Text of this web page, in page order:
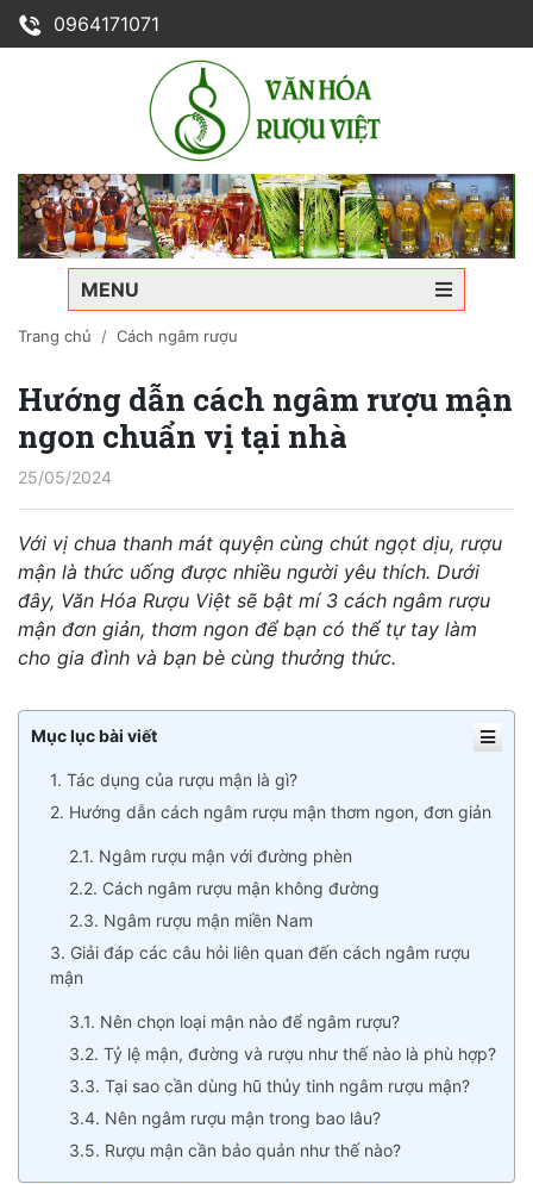
0964171071
MENU
Trang chủ Cách ngâm rượu
Hướng dẫn cách ngâm rượu mận
ngon chuẩn vị tại nhà
25/05/2024
Với vị chua thanh mát quyện cùng chút ngọt dịu, rượu
mận là thức uống được nhiều người yêu thích. Dưới
đây, Văn Hóa Rượu Việt sẽ bật mí 3 cách ngâm rượu
mận đơn giản, thơm ngon để bạn có thể tự tay làm
cho gia đình và bạn bè cùng thưởng thức.
Mục lục bài viết
1. Tác dụng của rượu mận là gì?
2. Hướng dẫn cách ngâm rượu mận thơm ngon, đơn giản
2.1. Ngâm rượu mận với đường phèn
2.2. Cách ngâm rượu mận không đường
2.3. Ngâm rượu mận miền Nam
3. Giải đáp các câu hỏi liên quan đến cách ngâm rượu
mận
3.1. Nên chọn loại mận nào để ngâm rượu?
3.2. Tỷ lệ mận, đường và rượu như thế nào là phù hợp?
3.3. Tại sao cần dùng hũ thủy tinh ngâm rượu mận?
3.4. Nên ngâm rượu mận trong bao lâu?
3.5. Rượu mận cần bảo quản như thế nào?